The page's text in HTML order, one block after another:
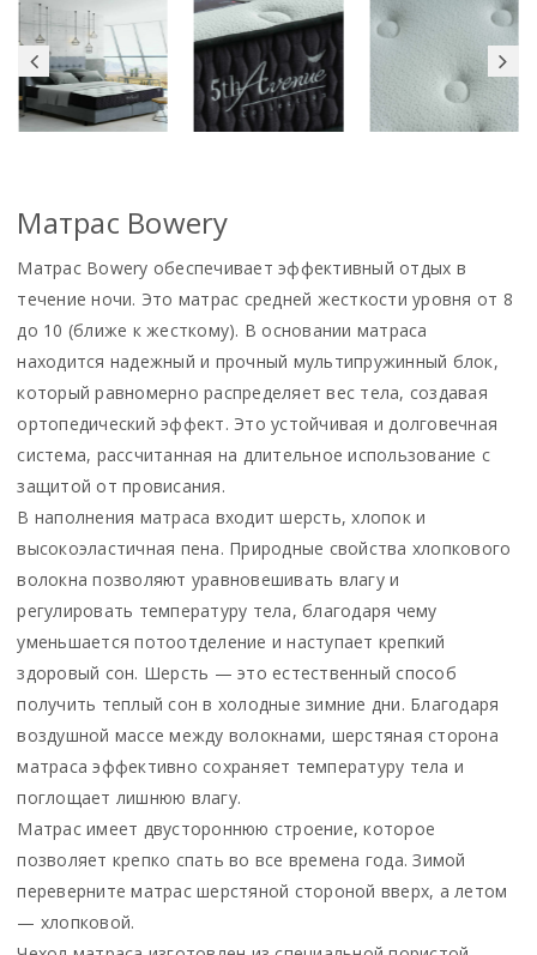
Матрас Bowery
Матрас Bowery обеспечивает эффективный отдых в
течение ночи. Это матрас средней жесткости уровня от 8
до 10 (ближе к жесткому). В основании матраса
находится надежный и прочный мультипружинный блок,
который равномерно распределяет вес тела, создавая
ортопедический эффект. Это устойчивая и долговечная
система, рассчитанная на длительное использование с
защитой от провисания.
В наполнения матраса входит шерсть, хлопок и
высокоэластичная пена. Природные свойства хлопкового
волокна позволяют уравновешивать влагу и
регулировать температуру тела, благодаря чему
уменьшается потоотделение и наступает крепкий
здоровый сон. Шерсть — это естественный способ
получить теплый сон в холодные зимние дни. Благодаря
воздушной массе между волокнами, шерстяная сторона
матраса эффективно сохраняет температуру тела и
поглощает лишнюю влагу.
Матрас имеет двустороннюю строение, которое
позволяет крепко спать во все времена года. Зимой
переверните матрас шерстяной стороной вверх, а летом
— хлопковой.